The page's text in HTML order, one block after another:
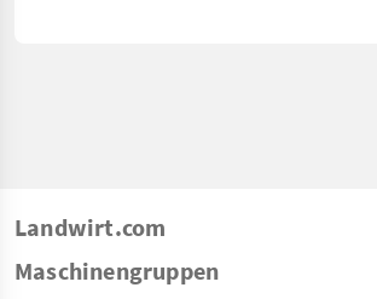
Landwirt.com
Maschinengruppen